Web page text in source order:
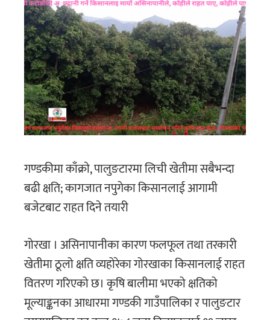
गण्डकीमा काँक्राे, पालुङटारमा लिची खेतीमा सबैभन्दा
बढी क्षति; कागजात नपुगेका किसानलाई आगामी
बजेटबाट राहत दिने तयारी
गोरखा । असिनापानीका कारण फलफूल तथा तरकारी
खेतीमा ठूलो क्षति व्यहोरेका गोरखाका किसानलाई राहत
वितरण गरिएको छ। कृषि बालीमा भएको क्षतिको
मूल्याङ्कनका आधारमा गण्डकी गाउँपालिका र पालुङटार